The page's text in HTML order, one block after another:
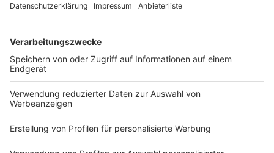
Fachkräfte überall gesucht werden, begibt sich
die deutsche Bäderlandschaft und schwingt jetzt in
Themen-Thermen, Wellness-Oasen und Erlebnisbädern
das Frotteehandtuch .
Anzeige